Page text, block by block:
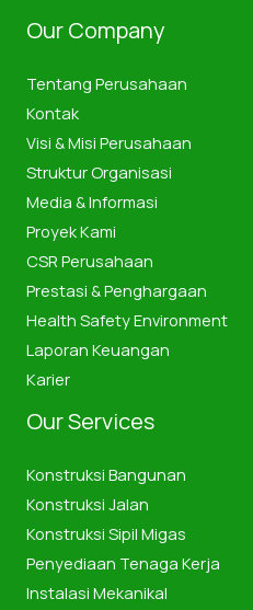
Our Company
Tentang Perusahaan
Kontak
Visi & Misi Perusahaan
Struktur Organisasi
Media & Informasi
Proyek Kami
CSR Perusahaan
Prestasi & Penghargaan
Health Safety Environment
Laporan Keuangan
Karier
Our Services
Konstruksi Bangunan
Konstruksi Jalan
Konstruksi Sipil Migas
Penyediaan Tenaga Kerja
Instalasi Mekanikal